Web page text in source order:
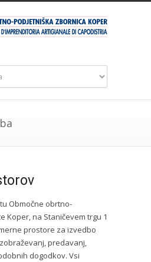
Območne obrtno-
Koper, na Staničevem trgu 1
prostore za izvedbo
predavanj,
dogodkov. Vsi